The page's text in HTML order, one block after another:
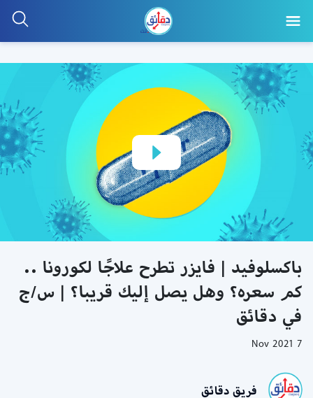
باكسلوفيد | فايزر تطرح علاجًا لكورونا ..
كم سعره؟ وهل يصل إليك قريبا؟ | س/ج
في دقائق
7 Nov 2021
فريق دقائق